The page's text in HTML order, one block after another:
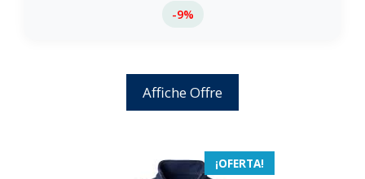
-9%
Affiche Offre
¡OFERTA!